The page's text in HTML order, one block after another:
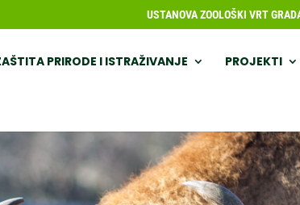
USTANOVA ZOOLOŠKI VRT
PRIRODE I ISTRAŽIVANJE PROJEKTI